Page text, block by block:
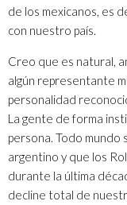
de los mexicanos, es
con nuestro país.
Creo que es natural,
algún representante
personalidad
La gente de forma
persona. Todo mundo
argentino y que los
durante la última
decline total de